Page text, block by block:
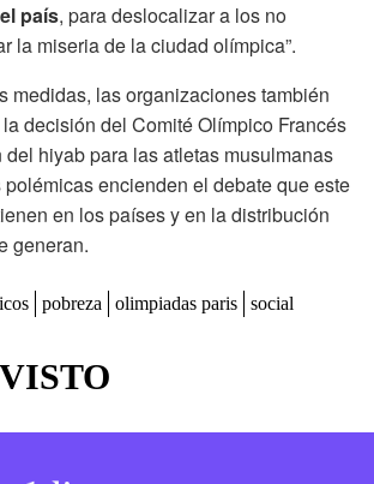
país, para deslocalizar a los no
la miseria de la ciudad olímpica”.
medidas, las organizaciones también
decisión del Comité Olímpico Francés
hiyab para las atletas musulmanas
encienden el debate que este
en los países y en la distribución
generan.
pobreza olimpiadas paris social